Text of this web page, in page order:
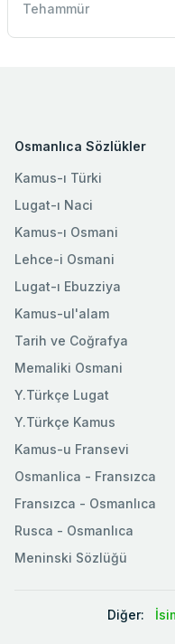
Tehammür
Osmanlıca Sözlükler
Kamus-ı Türki
Lugat-ı Naci
Kamus-ı Osmani
Lehce-i Osmani
Lugat-ı Ebuzziya
Kamus-ul'alam
Tarih ve Coğrafya
Memaliki Osmani
Y.Türkçe Lugat
Y.Türkçe Kamus
Kamus-u Fransevi
Osmanlica - Fransızca
Fransızca - Osmanlıca
Rusca - Osmanlıca
Meninski Sözlüğü
Diğer: